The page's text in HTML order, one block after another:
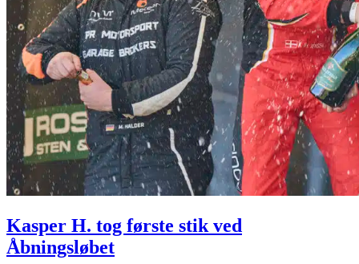
Kasper H. tog første stik ved
Åbningsløbet